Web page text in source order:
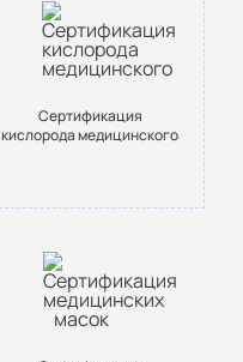
Сертификация
кислорода медицинского